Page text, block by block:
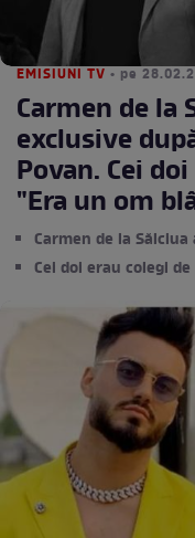
EMISIUNI TV • pe
Carmen de la
exclusive
Povan. Cei
"Era un om
Carmen de la
Cei doi erau colegi